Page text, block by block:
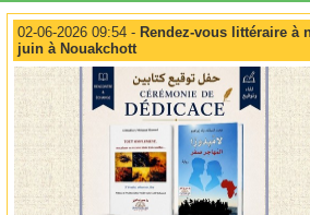
02-06-2026 09:54 - Rendez-vous littéraire à
juin à Nouakchott